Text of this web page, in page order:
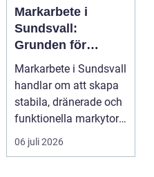
Markarbete i
Sundsvall:
Grunden för
hållbara hus,
vägar och tomter
Markarbete i Sundsvall
handlar om att skapa
stabila, dränerade och
funktionella markytor
som kl...
06 juli 2026